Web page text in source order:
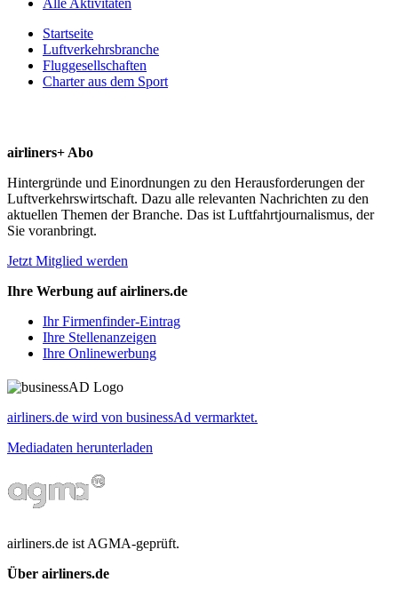
Startseite
Luftverkehrsbranche
Fluggesellschaften
Charter aus dem Sport
airliners+ Abo
Hintergründe und Einordnungen zu den Herausforderungen der
Luftverkehrswirtschaft. Dazu alle relevanten Nachrichten zu den
aktuellen Themen der Branche. Das ist Luftfahrtjournalismus, der
Sie voranbringt.
Jetzt Mitglied werden
Ihre Werbung auf airliners.de
Ihr Firmenfinder-Eintrag
Ihre Stellenanzeigen
Ihre Onlinewerbung
airliners.de wird von businessAd vermarktet.
Mediadaten herunterladen
airliners.de ist AGMA-geprüft.
Über airliners.de